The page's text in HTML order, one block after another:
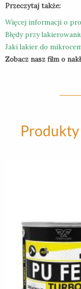
Przeczytaj także:
Więcej informacji o
Błędy przy
Jaki lakier do
Zobacz nasz film o
wariantów.
Opcje
można
wybrać